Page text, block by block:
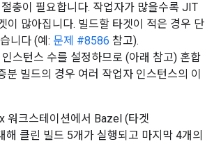
충이 필요합니다. 작업자가 많을수록 JIT
이 많아집니다. 빌드할 타겟이 적은 경우 단
니다 (예: 문제 #8586 참고).
스턴스 수를 설정하므로 (아래 참고) 혼합
빌드의 경우 여러 작업자 인스턴스의 이
워크스테이션에서 Bazel (타겟
클린 빌드 5개가 실행되고 마지막 4개의